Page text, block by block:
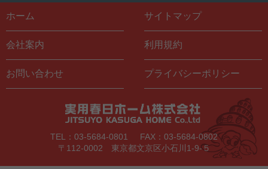
ホーム サイトマップ
会社案内 利用規約
お問い合わせ プライバシーポリシー
TEL：03-5684-0801
FAX：03-5684-0802
〒112-0002 東京都文京区小石川1-9-５